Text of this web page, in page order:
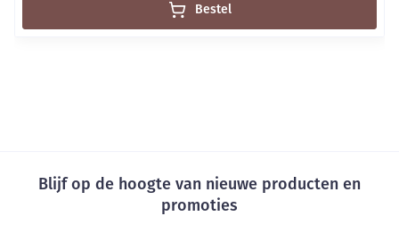
Bestel
Blijf op de hoogte van nieuwe producten en
promoties